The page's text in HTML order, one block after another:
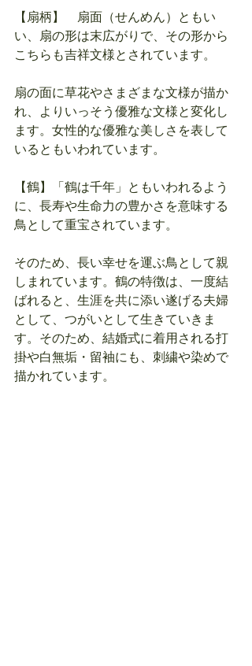
【扇柄】　扇面（せんめん）ともい
い、扇の形は末広がりで、その形から
こちらも吉祥文様とされています。
扇の面に草花やさまざまな文様が描か
れ、よりいっそう優雅な文様と変化し
ます。女性的な優雅な美しさを表して
いるともいわれています。
【鶴】「鶴は千年」ともいわれるよう
に、長寿や生命力の豊かさを意味する
鳥として重宝されています。
そのため、長い幸せを運ぶ鳥として親
しまれています。鶴の特徴は、一度結
ばれると、生涯を共に添い遂げる夫婦
として、つがいとして生きていきま
す。そのため、結婚式に着用される打
掛や白無垢・留袖にも、刺繍や染めで
描かれています。